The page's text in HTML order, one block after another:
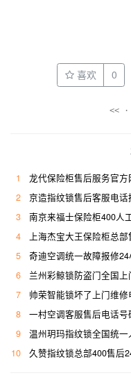
喜欢 0
<<
1
龙代保险柜售后服务官方
2
京造指纹锁售后客服电
3
南京来福士保险柜400人
4
上海杰宝大王保险柜总部售
5
奇迪空调统一故障报修
6
兰州彩鲸锁防盗门全国上
7
帅荣智能锁坏了上门维修
8
一村空调客服售后电话
9
温州玥玛指纹锁全国统
10
久赞指纹锁总部400售后